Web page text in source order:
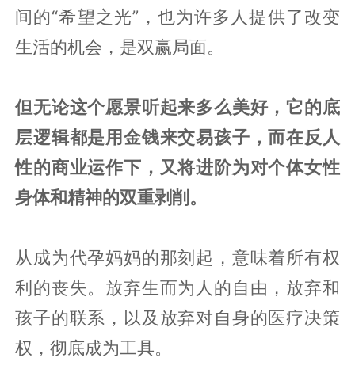
间的“希望之光”，也为许多人提供了改变
生活的机会，是双赢局面。
但无论这个愿景听起来多么美好，它的底
层逻辑都是用金钱来交易孩子，而在反人
性的商业运作下，又将进阶为对个体女性
身体和精神的双重剥削。
从成为代孕妈妈的那刻起，意味着所有权
利的丧失。放弃生而为人的自由，放弃和
孩子的联系，以及放弃对自身的医疗决策
权，彻底成为工具。